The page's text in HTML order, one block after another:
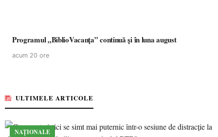
Programul „BiblioVacanța” continuă și în luna august
acum 20 ore
ULTIMELE ARTICOLE
NAȚIONALE